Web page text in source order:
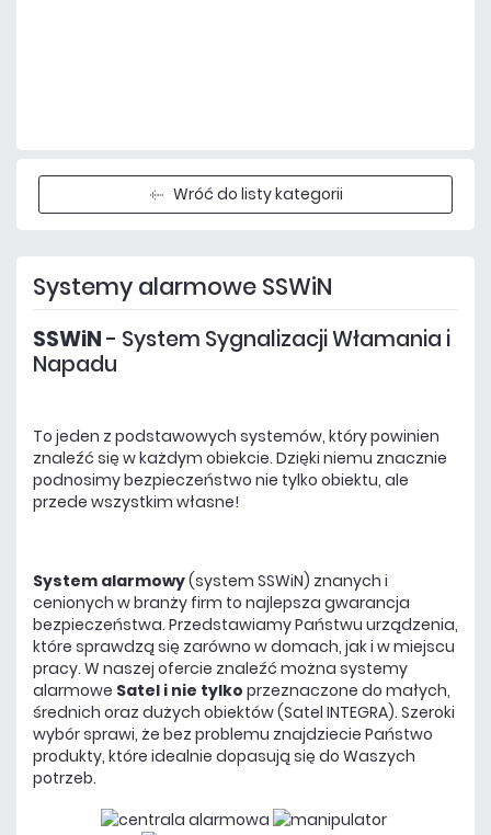
Wróć do listy kategorii
Systemy alarmowe SSWiN
SSWiN- System Sygnalizacji Włamania i
Napadu
To jeden z podstawowych systemów, który powinien
znaleźć się w każdym obiekcie. Dzięki niemu znacznie
podnosimy bezpieczeństwo nie tylko obiektu, ale
przede wszystkim własne!
System alarmowy(system SSWiN) znanych i
cenionych w branży firm to najlepsza gwarancja
bezpieczeństwa. Przedstawiamy Państwu urządzenia,
które sprawdzą się zarówno w domach, jak i w miejscu
pracy. W naszej ofercie znaleźć można systemy
alarmowe Satel i nie tylko przeznaczone do małych,
średnich oraz dużych obiektów (Satel INTEGRA). Szeroki
wybór sprawi, że bez problemu znajdziecie Państwo
produkty, które idealnie dopasują się do Waszych
potrzeb.